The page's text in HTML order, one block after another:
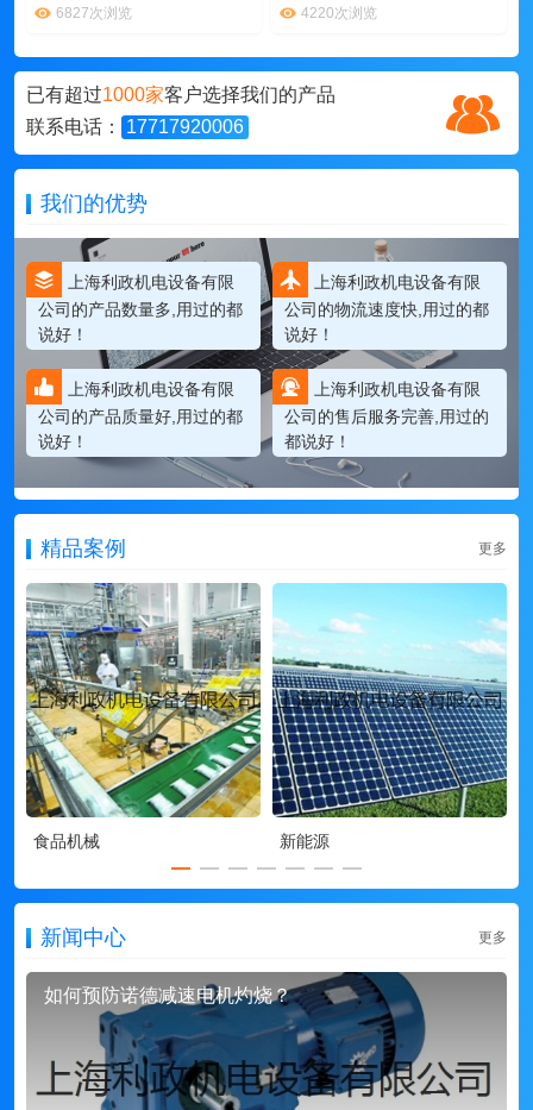
6827次浏览 4220次浏览
已有超过1000家客户选择我们的产品
联系电话：
17717920006
我们的优势
上海利政机电设备有限
公司的产品数量多,用过的都
说好！
上海利政机电设备有限
公司的物流速度快,用过的都
说好！
上海利政机电设备有限
公司的产品质量好,用过的都
说好！
上海利政机电设备有限
公司的售后服务完善,用过的
都说好！
精品案例 更多
食品机械 新能源
新闻中心 更多
如何预防诺德减速电机灼烧？